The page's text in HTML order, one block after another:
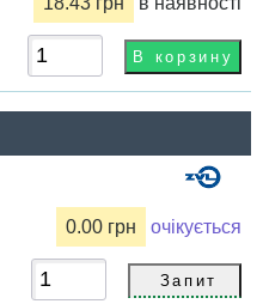
0.00 грн очікується